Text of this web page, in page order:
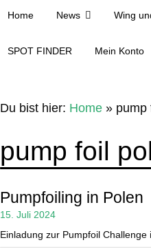
Home News Wing
SPOT FINDER Mein Konto
Du bist hier: Home» pump
pump foil
Pumpfoiling in Polen
15. Juli 2024
Einladung zur Pumpfoil Challenge